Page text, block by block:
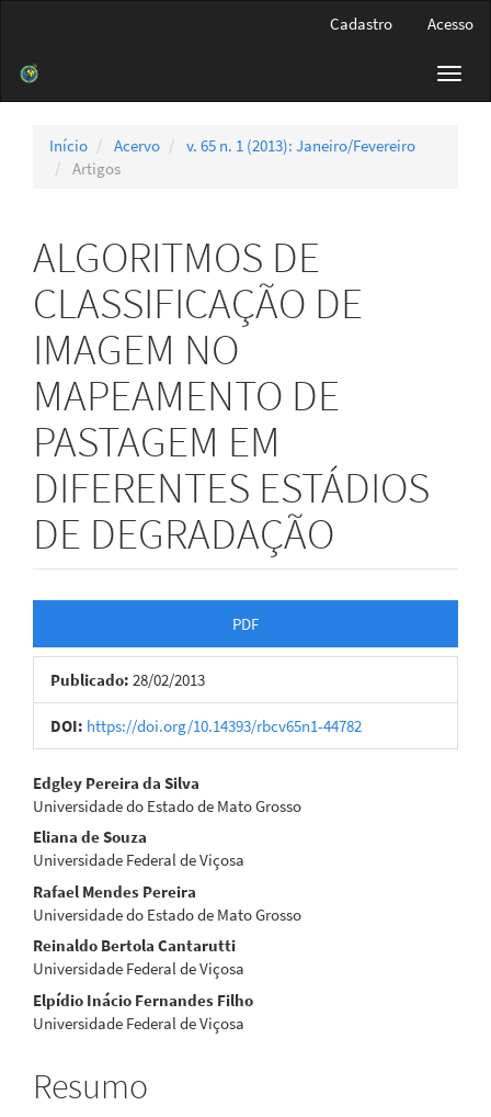
Barra
Cadastro Acesso
Início Acervo
v. 65 n. 1 (2013): Janeiro/Fevereiro
Artigos
ALGORITMOS DE
CLASSIFICAÇÃO DE
IMAGEM NO
MAPEAMENTO DE
PASTAGEM EM
DIFERENTES ESTÁDIOS
DE DEGRADAÇÃO
lateral
de
artigos
PDF
Publicado: 28/02/2013
DOI: https://doi.org/10.14393/rbcv65n1-44782
Conteúdo
do
artigo
principal
Edgley Pereira da Silva
Universidade do Estado de Mato Grosso
Eliana de Souza
Universidade Federal de Viçosa
Rafael Mendes Pereira
Universidade do Estado de Mato Grosso
Reinaldo Bertola Cantarutti
Universidade Federal de Viçosa
Elpídio Inácio Fernandes Filho
Universidade Federal de Viçosa
Resumo